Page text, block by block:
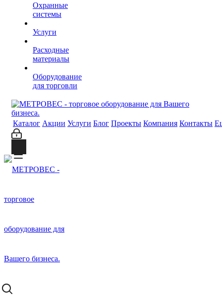
Охранные
системы
Услуги
Расходные
материалы
Оборудование
для торговли
Каталог Акции Услуги Блог Проекты Компания Контакты